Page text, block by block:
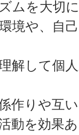
ムを大切
境や、自
解して個
作りや互
動を効果